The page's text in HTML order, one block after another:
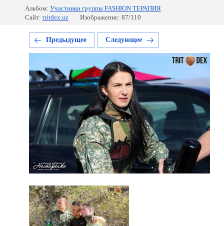
Альбом: Участники группы FASHION ТЕРАПИЯ
Сайт: tritdex.uz Изображение: 87/110
Предыдущее Следующее